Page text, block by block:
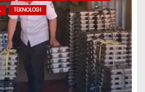
TEKNOLOGI